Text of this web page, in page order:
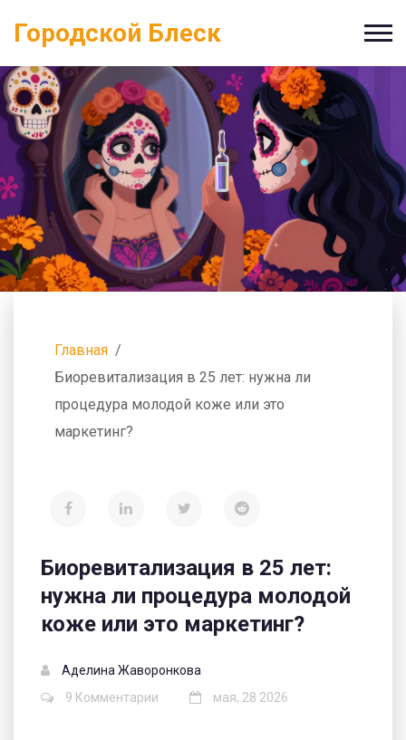
Городской Блеск
Главная
Биоревитализация в 25 лет: нужна ли
процедура молодой коже или это
маркетинг?
Биоревитализация в 25 лет:
нужна ли процедура молодой
коже или это маркетинг?
Аделина Жаворонкова
9 Комментарии
мая, 28 2026